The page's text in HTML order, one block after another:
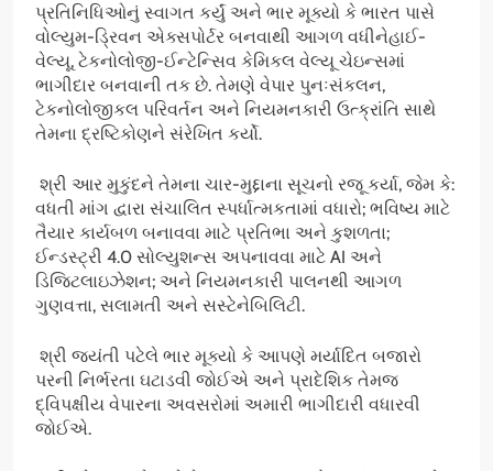
પ્રતિનિધિઓનું સ્વાગત કર્યું અને ભાર મૂક્યો કે ભારત પાસે
વોલ્યુમ-ડ્રિવન એક્સપોર્ટર બનવાથી આગળ વધીનેહાઈ-
વેલ્યૂ, ટેકનોલોજી-ઈન્ટેન્સિવ કેમિકલ વેલ્યૂ ચેઇન્સમાં
ભાગીદાર બનવાની તક છે. તેમણે વેપાર પુનઃસંકલન,
ટેકનોલોજીકલ પરિવર્તન અને નિયમનકારી ઉત્ક્રાંતિ સાથે
તેમના દ્રષ્ટિકોણને સંરેખિત કર્યો.
શ્રી આર મુકુંદને તેમના ચાર-મુદ્દાના સૂચનો રજૂ કર્યા, જેમ કે:
વધતી માંગ દ્વારા સંચાલિત સ્પર્ધાત્મકતામાં વધારો; ભવિષ્ય માટે
તૈયાર કાર્યબળ બનાવવા માટે પ્રતિભા અને કુશળતા;
ઈન્ડસ્ટ્રી 4.0 સોલ્યુશન્સ અપનાવવા માટે AI અને
ડિજિટલાઇઝેશન; અને નિયમનકારી પાલનથી આગળ
ગુણવત્તા, સલામતી અને સસ્ટેનેબિલિટી.
શ્રી જયંતી પટેલે ભાર મૂક્યો કે આપણે મર્યાદિત બજારો
પરની નિર્ભરતા ઘટાડવી જોઈએ અને પ્રાદેશિક તેમજ
દ્વિપક્ષીય વેપારના અવસરોમાં અમારી ભાગીદારી વધારવી
જોઈએ.